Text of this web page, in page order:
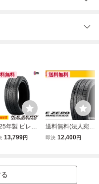
無料
年製 ピレリ
60R18 100H
ドレスタイヤ
13,799円
送料無料
送料無料(法人宛)
在庫限 ピレリ ア
即決 12,400円